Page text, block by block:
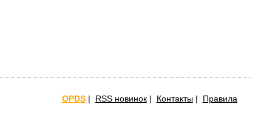
OPDS| RSS новинок| Контакты| Правила